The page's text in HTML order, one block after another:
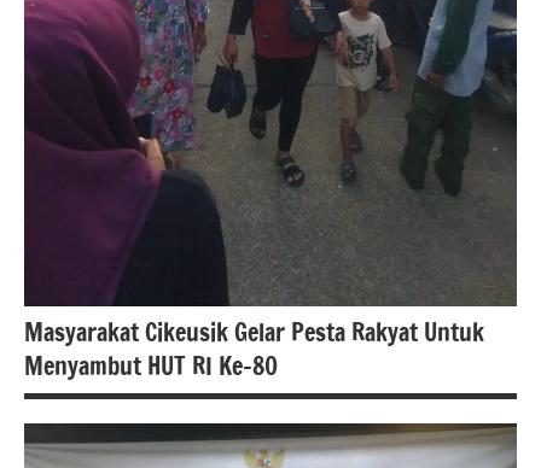
Masyarakat Cikeusik Gelar Pesta Rakyat Untuk
Menyambut HUT RI Ke-80
#berita